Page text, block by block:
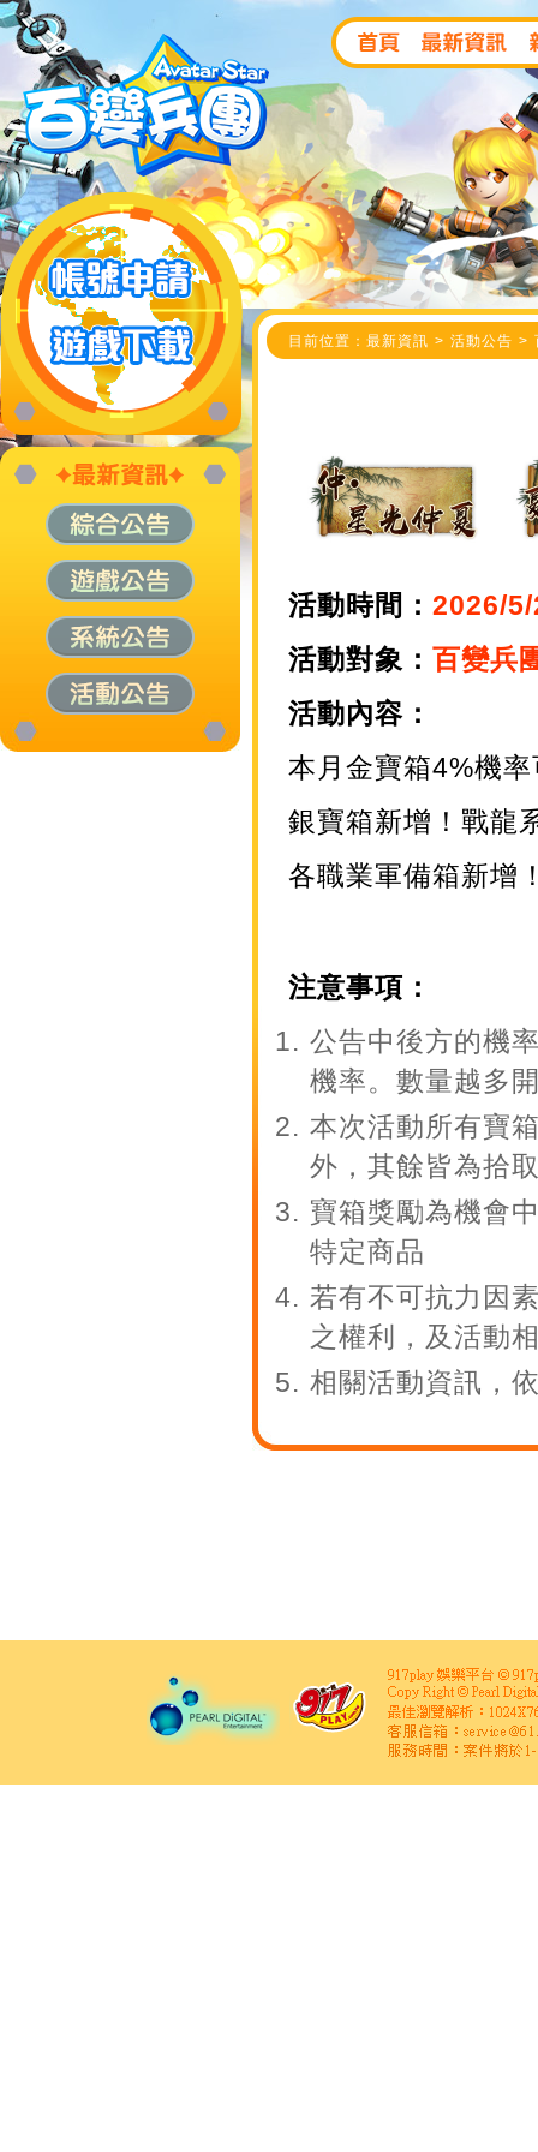
目前位置：最新資訊 > 活動公告 >
活動時間： 2026/
活動對象： 百變兵
活動內容：
本月金寶箱4%機
銀寶箱新增！戰龍
各職業軍備箱新增
注意事項：
公告中後方的機
機率。數量越多
本次活動所有寶
外，其餘皆為拾
寶箱獎勵為機會
特定商品
若有不可抗力因
之權利，及活動
相關活動資訊，